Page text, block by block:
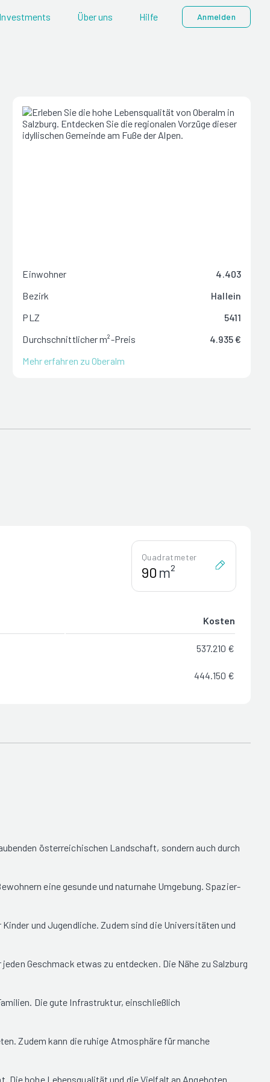
Investments Über uns Hilfe Anmelden
Einwohner
4.403
Bezirk
Hallein
PLZ
5411
Durchschnittlicher m²-Preis
4.935 €
Mehr erfahren zu Oberalm
Quadratmeter
m²
Kosten
537.210 €
444.150 €
österreichischen Landschaft, sondern auch durch
eine gesunde und naturnahe Umgebung. Spazier-
und Jugendliche. Zudem sind die Universitäten und
Geschmack etwas zu entdecken. Die Nähe zu Salzburg
Die gute Infrastruktur, einschließlich
Zudem kann die ruhige Atmosphäre für manche
Die hohe Lebensqualität und die Vielfalt an Angeboten